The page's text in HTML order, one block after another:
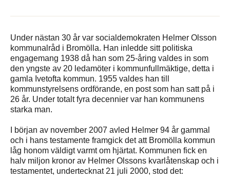
Under nästan 30 år var socialdemokraten Helmer Olsson
kommunalråd i Bromölla. Han inledde sitt politiska
engagemang 1938 då han som 25-åring valdes in som
den yngste av 20 ledamöter i kommunfullmäktige, detta i
gamla Ivetofta kommun. 1955 valdes han till
kommunstyrelsens ordförande, en post som han satt på i
26 år. Under totalt fyra decennier var han kommunens
starka man.
I början av november 2007 avled Helmer 94 år gammal
och i hans testamente framgick det att Bromölla kommun
låg honom väldigt varmt om hjärtat. Kommunen fick en
halv miljon kronor av Helmer Olssons kvarlåtenskap och i
testamentet, undertecknat 21 juli 2000, stod det: